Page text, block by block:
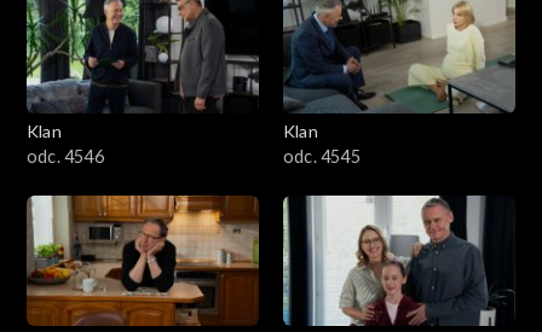
Klan
odc. 4546
Klan
odc. 4545